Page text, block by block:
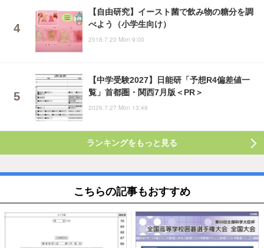
【自由研究】イースト菌で飲み物の糖分を調
べよう（小学生向け）
2018.7.23 Mon 9:00
【中学受験2027】日能研「予想R4偏差値一
覧」首都圏・関西7月版＜PR＞
2026.7.27 Mon 13:46
ランキングをもっと見る
こちらの記事もおすすめ